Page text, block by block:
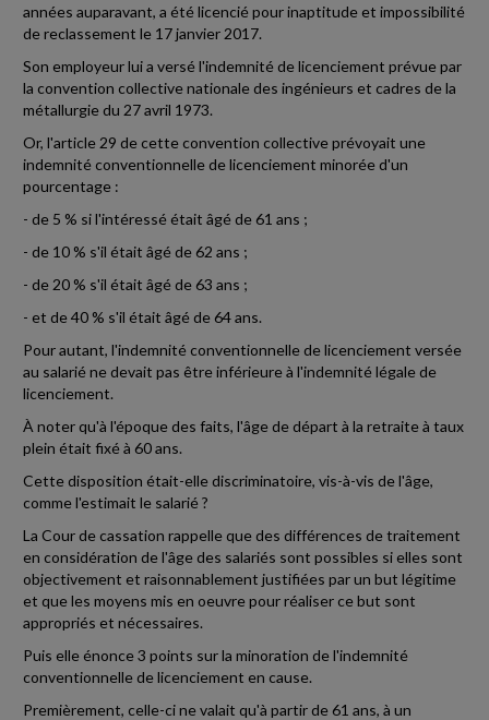
années auparavant, a été licencié pour inaptitude et impossibilité
de reclassement le 17 janvier 2017.
Son employeur lui a versé l'indemnité de licenciement prévue par
la convention collective nationale des ingénieurs et cadres de la
métallurgie du 27 avril 1973.
Or, l'article 29 de cette convention collective prévoyait une
indemnité conventionnelle de licenciement minorée d'un
pourcentage :
- de 5 % si l'intéressé était âgé de 61 ans ;
- de 10 % s'il était âgé de 62 ans ;
- de 20 % s'il était âgé de 63 ans ;
- et de 40 % s'il était âgé de 64 ans.
Pour autant, l'indemnité conventionnelle de licenciement versée
au salarié ne devait pas être inférieure à l'indemnité légale de
licenciement.
À noter qu'à l'époque des faits, l'âge de départ à la retraite à taux
plein était fixé à 60 ans.
Cette disposition était-elle discriminatoire, vis-à-vis de l'âge,
comme l'estimait le salarié ?
La Cour de cassation rappelle que des différences de traitement
en considération de l'âge des salariés sont possibles si elles sont
objectivement et raisonnablement justifiées par un but légitime
et que les moyens mis en oeuvre pour réaliser ce but sont
appropriés et nécessaires.
Puis elle énonce 3 points sur la minoration de l'indemnité
conventionnelle de licenciement en cause.
Premièrement, celle-ci ne valait qu'à partir de 61 ans, à un